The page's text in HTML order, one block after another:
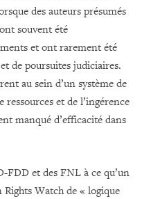
des auteurs présumés
souvent été
et ont rarement été
de poursuites judiciaires.
au sein d’un système de
et de l’ingérence
manqué d’efficacité dans
et des FNL à ce qu’un
Watch de « logique